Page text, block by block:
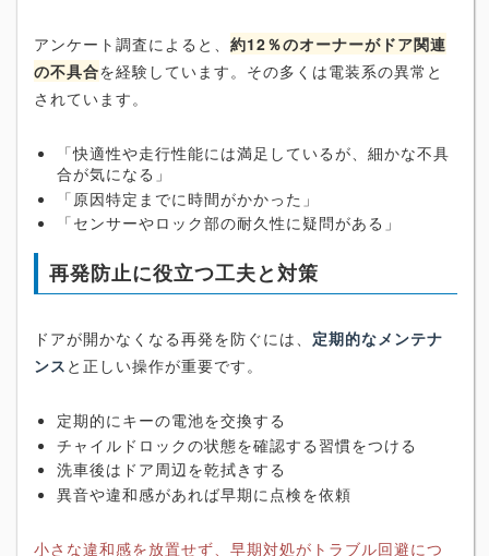
アンケート調査によると、 約12％のオーナーがドア関連
の不具合を経験しています。その多くは電装系の異常と
されています。
「快適性や走行性能には満足しているが、細かな不具
合が気になる」
「原因特定までに時間がかかった」
「センサーやロック部の耐久性に疑問がある」
再発防止に役立つ工夫と対策
ドアが開かなくなる再発を防ぐには、 定期的なメンテナ
ンス と正しい操作が重要です。
定期的にキーの電池を交換する
チャイルドロックの状態を確認する習慣をつける
洗車後はドア周辺を乾拭きする
異音や違和感があれば早期に点検を依頼
小さな違和感を放置せず、早期対処がトラブル回避につ